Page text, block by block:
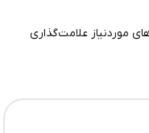
موردنیاز علامت‌گذاری